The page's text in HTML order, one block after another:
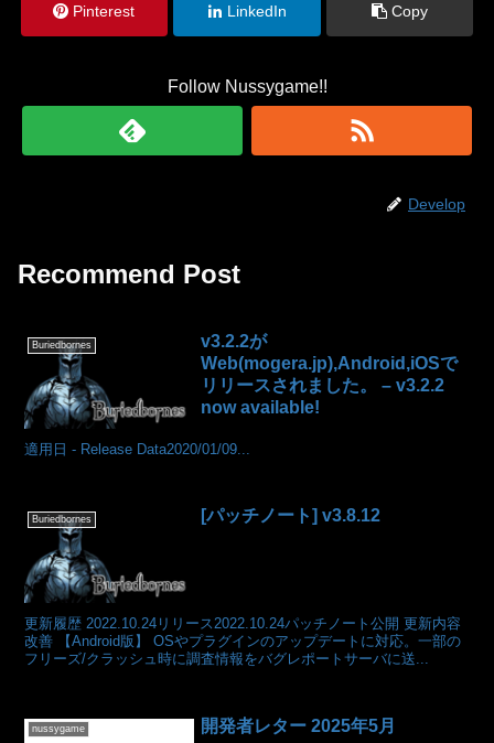
Pinterest LinkedIn Copy
Follow Nussygame!!
Develop
Recommend Post
Buriedbornes
v3.2.2が
Web(mogera.jp),Android,iOSで
リリースされました。 – v3.2.2
now available!
適用日 - Release Data2020/01/09...
Buriedbornes [パッチノート] v3.8.12
更新履歴 2022.10.24リリース2022.10.24パッチノート公開 更新内容
改善 【Android版】 OSやプラグインのアップデートに対応。一部の
フリーズ/クラッシュ時に調査情報をバグレポートサーバに送...
nussygame 開発者レター 2025年5月